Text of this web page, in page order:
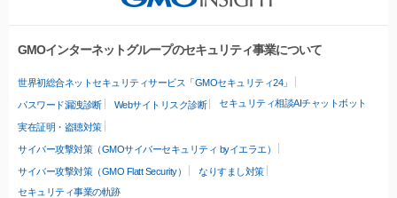
GMOインターネットグループのセキュリティ事業について
世界初総合ネットセキュリティサービス「GMOセキュリティ24」
パスワード漏洩診断 Webサイトリスク診断 セキュリティ相談AIチャットボット
実在証明・盗聴対策
サイバー攻撃対策（GMOサイバーセキュリティ byイエラエ）
サイバー攻撃対策（GMO Flatt Security）
なりすまし対策
セキュリティ事業の軌跡